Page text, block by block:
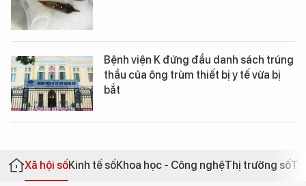
Bệnh viện K đứng đầu danh sách trúng
thầu của ông trùm thiết bị y tế vừa bị
bắt
Xã hội sốKinh tế sốKhoa học - Công nghệThị trường số